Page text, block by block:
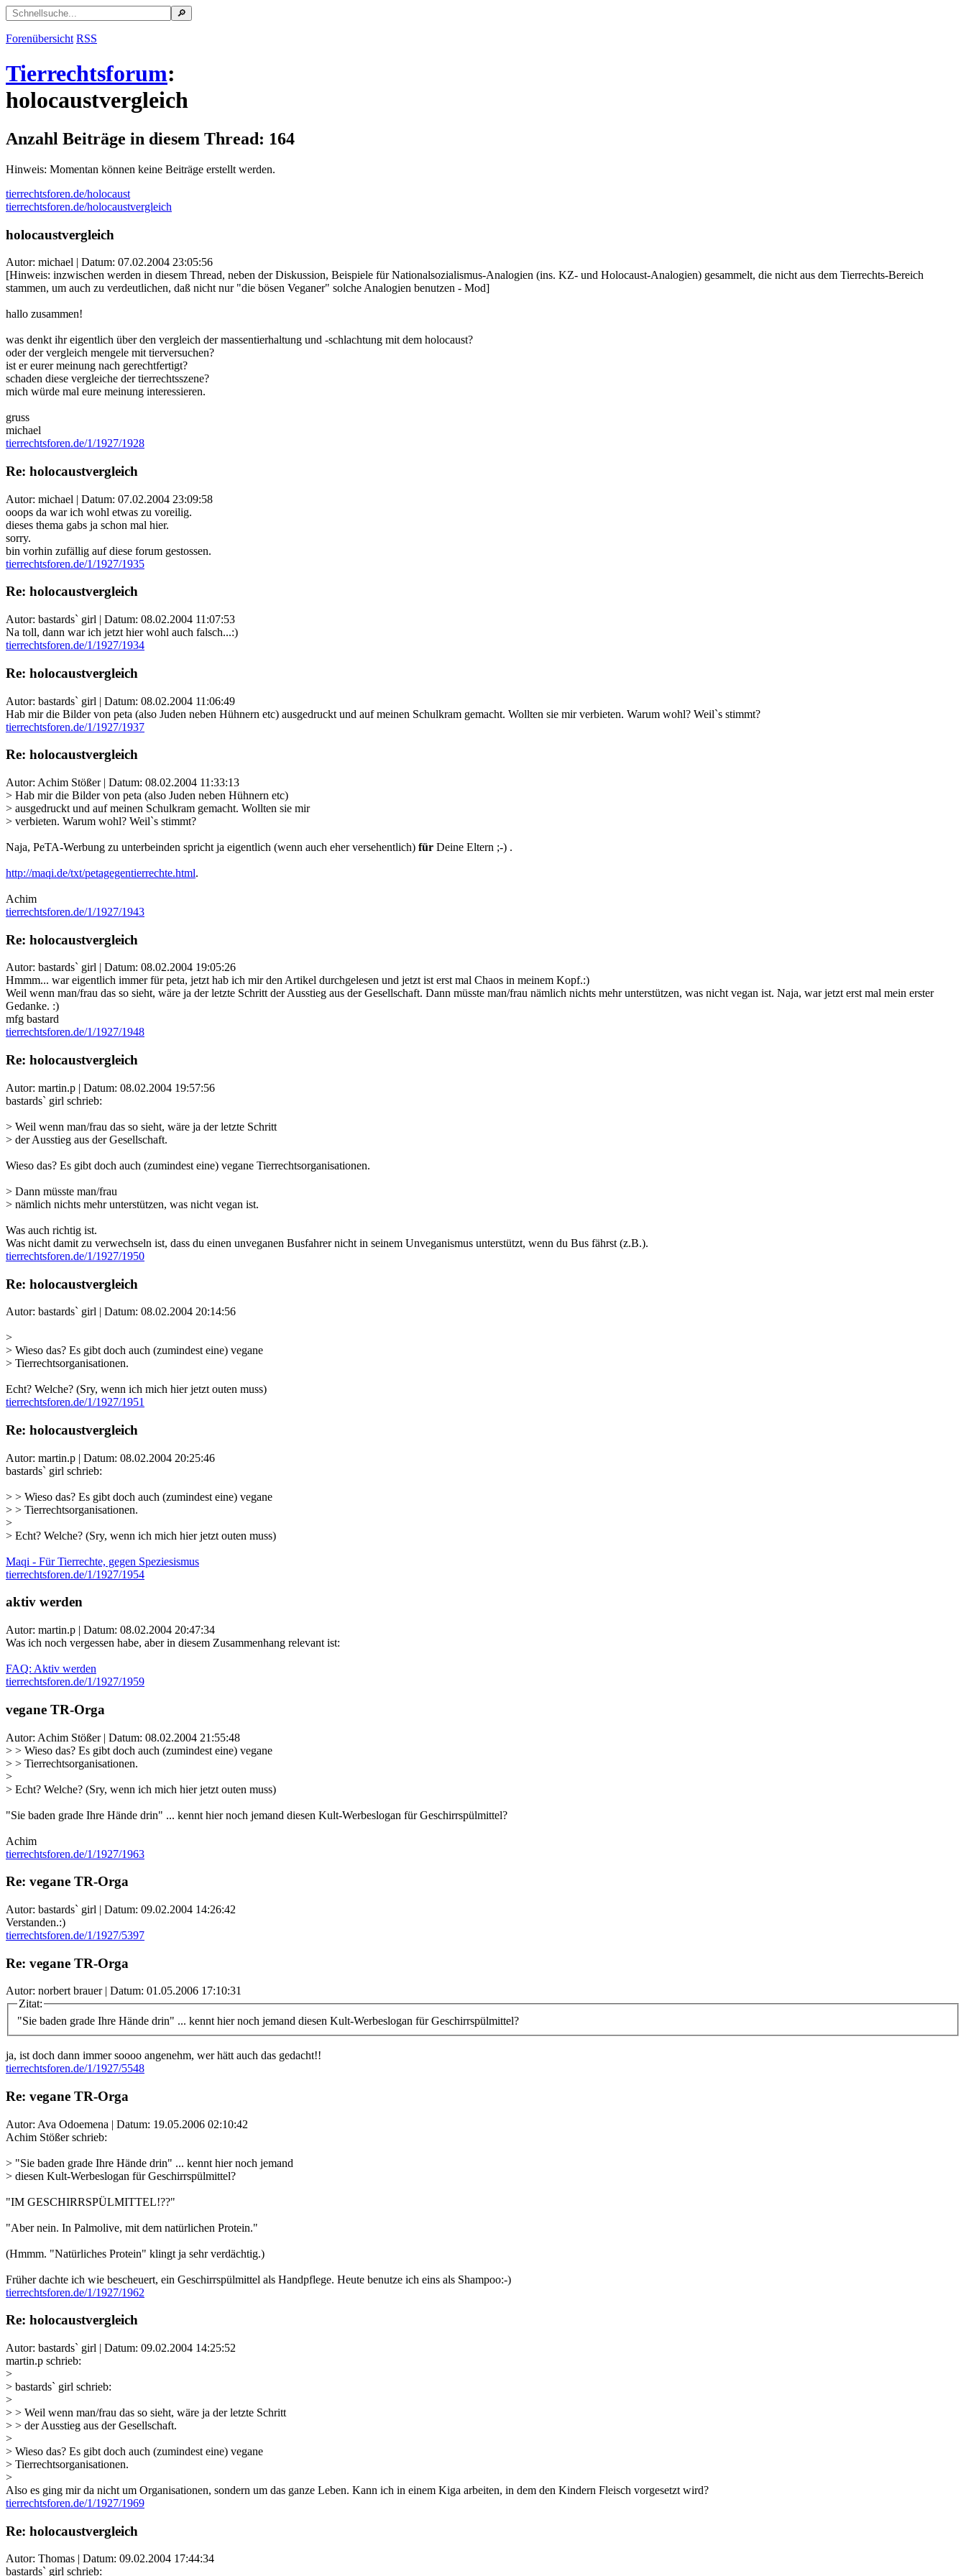
Forenübersicht RSS
Tierrechtsforum:
holocaustvergleich
Anzahl Beiträge in diesem Thread: 164
Hinweis: Momentan können keine Beiträge erstellt werden.
tierrechtsforen.de/holocaust
tierrechtsforen.de/holocaustvergleich
holocaustvergleich
Autor: michael | Datum: 07.02.2004 23:05:56
[Hinweis: inzwischen werden in diesem Thread, neben der Diskussion, Beispiele für Nationalsozialismus-Analogien (ins. KZ- und Holocaust-Analogien) gesammelt, die nicht aus dem Tierrechts-Bereich
stammen, um auch zu verdeutlichen, daß nicht nur "die bösen Veganer" solche Analogien benutzen - Mod]
hallo zusammen!
was denkt ihr eigentlich über den vergleich der massentierhaltung und -schlachtung mit dem holocaust?
oder der vergleich mengele mit tierversuchen?
ist er eurer meinung nach gerechtfertigt?
schaden diese vergleiche der tierrechtsszene?
mich würde mal eure meinung interessieren.
gruss
michael
tierrechtsforen.de/1/1927/1928
Re: holocaustvergleich
Autor: michael | Datum: 07.02.2004 23:09:58
ooops da war ich wohl etwas zu voreilig.
dieses thema gabs ja schon mal hier.
sorry.
bin vorhin zufällig auf diese forum gestossen.
tierrechtsforen.de/1/1927/1935
Re: holocaustvergleich
Autor: bastards` girl | Datum: 08.02.2004 11:07:53
Na toll, dann war ich jetzt hier wohl auch falsch...:)
tierrechtsforen.de/1/1927/1934
Re: holocaustvergleich
Autor: bastards` girl | Datum: 08.02.2004 11:06:49
Hab mir die Bilder von peta (also Juden neben Hühnern etc) ausgedruckt und auf meinen Schulkram gemacht. Wollten sie mir verbieten. Warum wohl? Weil`s stimmt?
tierrechtsforen.de/1/1927/1937
Re: holocaustvergleich
Autor: Achim Stößer | Datum: 08.02.2004 11:33:13
> Hab mir die Bilder von peta (also Juden neben Hühnern etc)
> ausgedruckt und auf meinen Schulkram gemacht. Wollten sie mir
> verbieten. Warum wohl? Weil`s stimmt?
Naja, PeTA-Werbung zu unterbeinden spricht ja eigentlich (wenn auch eher versehentlich) für Deine Eltern ;-) .
http://maqi.de/txt/petagegentierrechte.html.
Achim
tierrechtsforen.de/1/1927/1943
Re: holocaustvergleich
Autor: bastards` girl | Datum: 08.02.2004 19:05:26
Hmmm... war eigentlich immer für peta, jetzt hab ich mir den Artikel durchgelesen und jetzt ist erst mal Chaos in meinem Kopf.:)
Weil wenn man/frau das so sieht, wäre ja der letzte Schritt der Ausstieg aus der Gesellschaft. Dann müsste man/frau nämlich nichts mehr unterstützen, was nicht vegan ist. Naja, war jetzt erst mal mein erster
Gedanke. :)
mfg bastard
tierrechtsforen.de/1/1927/1948
Re: holocaustvergleich
Autor: martin.p | Datum: 08.02.2004 19:57:56
bastards` girl schrieb:
> Weil wenn man/frau das so sieht, wäre ja der letzte Schritt
> der Ausstieg aus der Gesellschaft.
Wieso das? Es gibt doch auch (zumindest eine) vegane Tierrechtsorganisationen.
> Dann müsste man/frau
> nämlich nichts mehr unterstützen, was nicht vegan ist.
Was auch richtig ist.
Was nicht damit zu verwechseln ist, dass du einen unveganen Busfahrer nicht in seinem Unveganismus unterstützt, wenn du Bus fährst (z.B.).
tierrechtsforen.de/1/1927/1950
Re: holocaustvergleich
Autor: bastards` girl | Datum: 08.02.2004 20:14:56
>
> Wieso das? Es gibt doch auch (zumindest eine) vegane
> Tierrechtsorganisationen.
Echt? Welche? (Sry, wenn ich mich hier jetzt outen muss)
tierrechtsforen.de/1/1927/1951
Re: holocaustvergleich
Autor: martin.p | Datum: 08.02.2004 20:25:46
bastards` girl schrieb:
> > Wieso das? Es gibt doch auch (zumindest eine) vegane
> > Tierrechtsorganisationen.
>
> Echt? Welche? (Sry, wenn ich mich hier jetzt outen muss)
Maqi - Für Tierrechte, gegen Speziesismus
tierrechtsforen.de/1/1927/1954
aktiv werden
Autor: martin.p | Datum: 08.02.2004 20:47:34
Was ich noch vergessen habe, aber in diesem Zusammenhang relevant ist:
FAQ: Aktiv werden
tierrechtsforen.de/1/1927/1959
vegane TR-Orga
Autor: Achim Stößer | Datum: 08.02.2004 21:55:48
> > Wieso das? Es gibt doch auch (zumindest eine) vegane
> > Tierrechtsorganisationen.
>
> Echt? Welche? (Sry, wenn ich mich hier jetzt outen muss)
"Sie baden grade Ihre Hände drin" ... kennt hier noch jemand diesen Kult-Werbeslogan für Geschirrspülmittel?
Achim
tierrechtsforen.de/1/1927/1963
Re: vegane TR-Orga
Autor: bastards` girl | Datum: 09.02.2004 14:26:42
Verstanden.:)
tierrechtsforen.de/1/1927/5397
Re: vegane TR-Orga
Autor: norbert brauer | Datum: 01.05.2006 17:10:31
Zitat:
"Sie baden grade Ihre Hände drin" ... kennt hier noch jemand diesen Kult-Werbeslogan für Geschirrspülmittel?
ja, ist doch dann immer soooo angenehm, wer hätt auch das gedacht!!
tierrechtsforen.de/1/1927/5548
Re: vegane TR-Orga
Autor: Ava Odoemena | Datum: 19.05.2006 02:10:42
Achim Stößer schrieb:
> "Sie baden grade Ihre Hände drin" ... kennt hier noch jemand
> diesen Kult-Werbeslogan für Geschirrspülmittel?
"IM GESCHIRRSPÜLMITTEL!??"
"Aber nein. In Palmolive, mit dem natürlichen Protein."
(Hmmm. "Natürliches Protein" klingt ja sehr verdächtig.)
Früher dachte ich wie bescheuert, ein Geschirrspülmittel als Handpflege. Heute benutze ich eins als Shampoo:-)
tierrechtsforen.de/1/1927/1962
Re: holocaustvergleich
Autor: bastards` girl | Datum: 09.02.2004 14:25:52
martin.p schrieb:
>
> bastards` girl schrieb:
>
> > Weil wenn man/frau das so sieht, wäre ja der letzte Schritt
> > der Ausstieg aus der Gesellschaft.
>
> Wieso das? Es gibt doch auch (zumindest eine) vegane
> Tierrechtsorganisationen.
>
Also es ging mir da nicht um Organisationen, sondern um das ganze Leben. Kann ich in einem Kiga arbeiten, in dem den Kindern Fleisch vorgesetzt wird?
tierrechtsforen.de/1/1927/1969
Re: holocaustvergleich
Autor: Thomas | Datum: 09.02.2004 17:44:34
bastards` girl schrieb: